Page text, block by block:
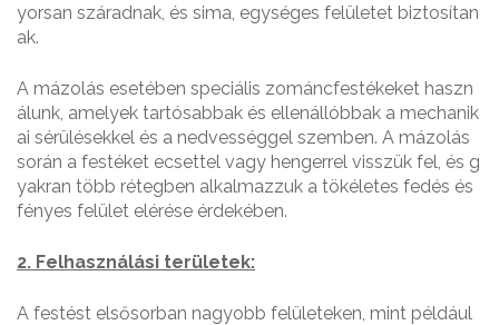
yorsan száradnak, és sima, egységes felületet biztosítan
ak.
A mázolás esetében speciális zománcfestékeket haszn
álunk, amelyek tartósabbak és ellenállóbbak a mechanik
ai sérülésekkel és a nedvességgel szemben. A mázolás
során a festéket ecsettel vagy hengerrel visszük fel, és g
yakran több rétegben alkalmazzuk a tökéletes fedés és
fényes felület elérése érdekében.
2. Felhasználási területek:
A festést elsősorban nagyobb felületeken, mint például